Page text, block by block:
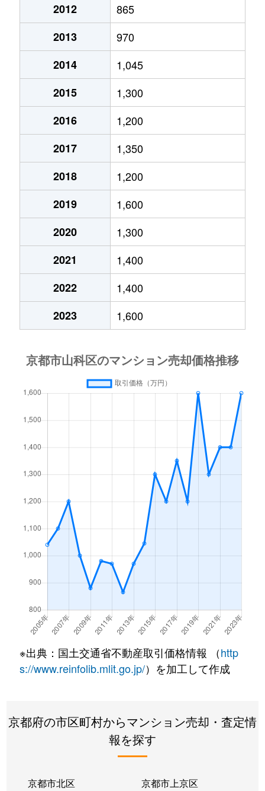
椥辻西浦町 1,900万円
椥辻西浦町
2,700万円
椥辻西浦町
2,700万円
椥辻西浦町
1,000万円
椥辻西浦町
2,700万円
椥辻西潰
830万円
椥辻東浦町
1,300万円
椥辻東浦町
2,900万円
椥辻東浦町
2,300万円
椥辻東潰
1,600万円
西野阿芸沢町
1,100万円
西野阿芸沢町
950万円
西野阿芸沢町
東野(京都)
徒歩
西野阿芸沢町
330万円
東野(京都)
徒歩
東野(京都)
東野(京都)
1,000万円 東野(京都)
西野離宮町
980万円
西野離宮町
3,500万円
西野離宮町
1,600万円
東野狐藪町
2,400万円 東野(京都)
徒歩
東野八反畑町
2,200万円 東野(京都)
東野八反畑町
2,400万円 東野(京都)
東野門口町
1,100万円 東野(京都)
徒歩
900万円
東野門口町
630万円 東野(京都)
2012
865
2013
970
2014
1,045
2015
1,300
2016
1,200
2017
1,350
2018
1,200
2019
1,600
2020
1,300
2021
1,400
2022
1,400
2023
1,600
※出典：国土交通省不動産取引価格情報 （http
s://www.reinfolib.mlit.go.jp/）を加工して作成
京都府の市区町村からマンション売却・査定情
報を探す
京都市北区 京都市上京区